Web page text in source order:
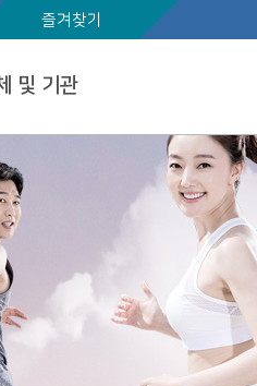
즐겨찾기
및 기관